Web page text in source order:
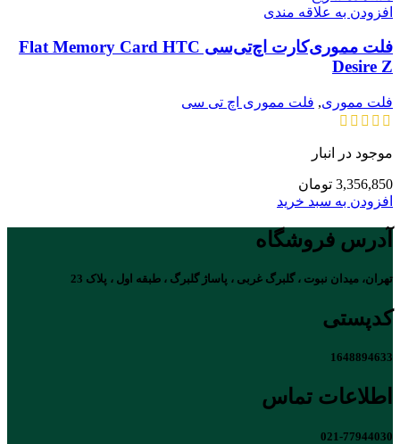
افزودن به علاقه مندی
فلت مموری‌کارت اچ‌تی‌سی Flat Memory Card HTC
Desire Z
فلت مموری, فلت مموری اچ تی سی
موجود در انبار
3,356,850 تومان
افزودن به سبد خرید
آدرس فروشگاه
تهران، میدان نبوت ، گلبرگ غربی ، پاساژ گلبرگ ، طبقه اول ، پلاک 23
کدپستی
1648894633
اطلاعات تماس
021-77944030